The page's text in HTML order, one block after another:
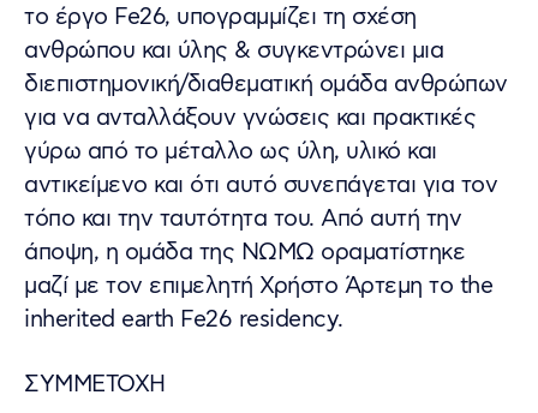
το έργο Fe26, υπογραμμίζει τη σχέση
ανθρώπου και ύλης & συγκεντρώνει μια
διεπιστημονική/διαθεματική ομάδα ανθρώπων
για να ανταλλάξουν γνώσεις και πρακτικές
γύρω από το μέταλλο ως ύλη, υλικό και
αντικείμενο και ότι αυτό συνεπάγεται για τον
τόπο και την ταυτότητα του. Από αυτή την
άποψη, η ομάδα της ΝΩΜΩ οραματίστηκε
μαζί με τον επιμελητή Χρήστο Άρτεμη το the
inherited earth Fe26 residency.
ΣΥΜΜΕΤΟΧΗ